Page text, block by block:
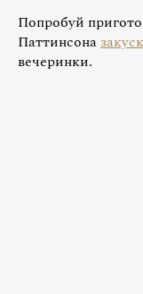
Попробуй
Паттинсона
вечеринки.